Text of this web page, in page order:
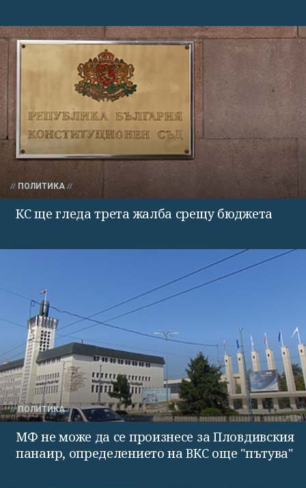
ПОЛИТИКА
КС ще гледа трета жалба срещу бюджета
ПОЛИТИКА
МФ не може да се произнесе за Пловдивския
панаир, определението на ВКС още "пътува"